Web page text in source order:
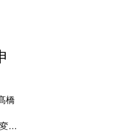
橋
遅